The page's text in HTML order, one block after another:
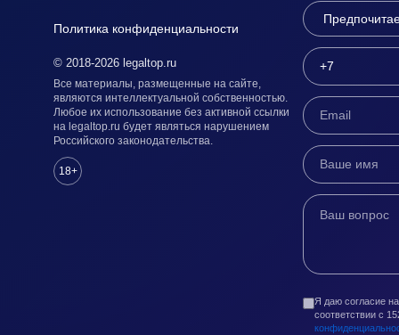
Политика конфиденциальности
© 2018-2026 legaltop.ru
Все материалы, размещенные на сайте,
являются интеллектуальной собственностью.
Любое их использование без активной ссылки
на legaltop.ru будет являться нарушением
Российского законодательства.
18+
Я даю согласие
соответствии с